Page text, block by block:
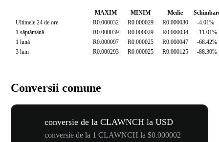
MAXIM MINIM Medie
Ultimele 24 de ore
R0.000032 R0.000029 R0.000030
-4.01%
1 săptămână
R0.000039 R0.000029 R0.000034
-11.01%
1 lună
R0.000097 R0.000025 R0.000047
-68.42%
3 luni
R0.000293 R0.000025 R0.000125 -88.30%
Conversii comune
conversie de la CLAWNCH la USD
conversie de la 1 CLAWNCH la $0.000002